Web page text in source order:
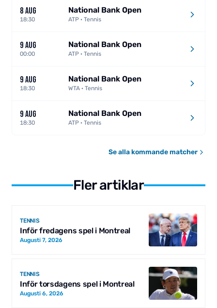
8 AUG
18:30
National Bank Open
ATP · Tennis
9 AUG
00:00
National Bank Open
ATP · Tennis
9 AUG
18:30
National Bank Open
WTA · Tennis
9 AUG
18:30
National Bank Open
ATP · Tennis
Se alla kommande matcher
Fler artiklar
TENNIS
Inför fredagens spel i Montreal
Augusti 7, 2026
TENNIS
Inför torsdagens spel i Montreal
Augusti 6, 2026